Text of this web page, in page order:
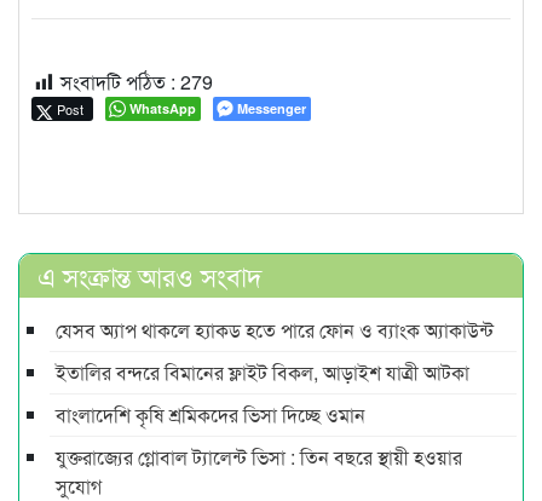
সংবাদটি পঠিত : 279
Post WhatsApp Messenger
এ সংক্রান্ত আরও সংবাদ
যেসব অ্যাপ থাকলে হ্যাকড হতে পারে ফোন ও ব্যাংক অ্যাকাউন্ট
ইতালির বন্দরে বিমানের ফ্লাইট বিকল, আড়াইশ যাত্রী আটকা
বাংলাদেশি কৃষি শ্রমিকদের ভিসা দিচ্ছে ওমান
যুক্তরাজ্যের গ্লোবাল ট্যালেন্ট ভিসা : তিন বছরে স্থায়ী হওয়ার
সুযোগ